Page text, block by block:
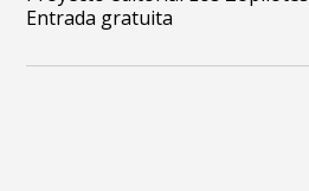
Entrada gratuita